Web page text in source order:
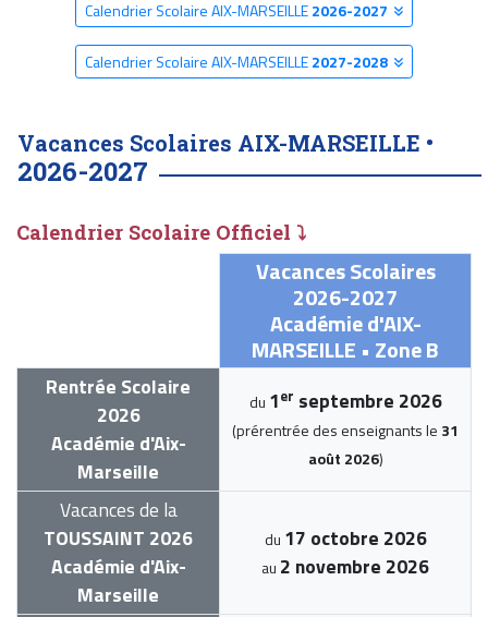
Calendrier Scolaire AIX-MARSEILLE2026-2027
Calendrier Scolaire AIX-MARSEILLE2027-2028
Vacances Scolaires AIX-MARSEILLE •
2026-2027
Calendrier Scolaire Officiel ⤵
Vacances Scolaires
2026-2027
Académie d'AIX-
MARSEILLE • Zone B
Rentrée Scolaire
2026
Académie d'Aix-
Marseille
du 1er septembre 2026
(prérentrée des enseignants le 31
août 2026)
Vacances de la
TOUSSAINT 2026
Académie d'Aix-
Marseille
du 17 octobre 2026
au 2 novembre 2026